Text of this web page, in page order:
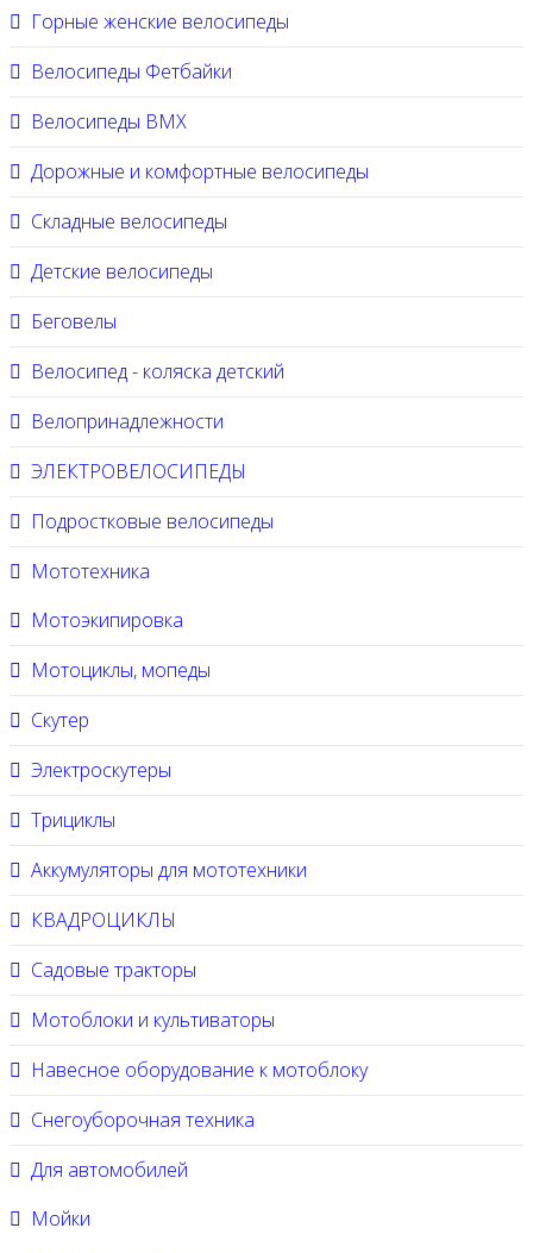
Горные женские велосипеды
Велосипеды Фетбайки
Велосипеды BMX
Дорожные и комфортные велосипеды
Складные велосипеды
Детские велосипеды
Беговелы
Велосипед - коляска детский
Велопринадлежности
ЭЛЕКТРОВЕЛОСИПЕДЫ
Подростковые велосипеды
Мототехника
Мотоэкипировка
Мотоциклы, мопеды
Скутер
Электроскутеры
Трициклы
Аккумуляторы для мототехники
КВАДРОЦИКЛЫ
Садовые тракторы
Мотоблоки и культиваторы
Навесное оборудование к мотоблоку
Снегоуборочная техника
Для автомобилей
Мойки